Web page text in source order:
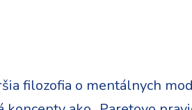
filozofia o mentálnych